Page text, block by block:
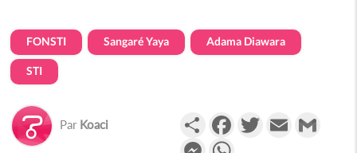
FONSTI Sangaré Yaya Adama Diawara
STI
Par Koaci PartagerFacebookTwitterEmail
Messenger